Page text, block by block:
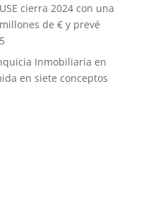
cierra 2024 con una
de € y prevé
Inmobiliaria en
en siete conceptos